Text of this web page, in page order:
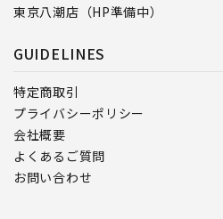
東京八潮店（HP準備中）
GUIDELINES
特定商取引
プライバシーポリシー
会社概要
よくあるご質問
お問い合わせ